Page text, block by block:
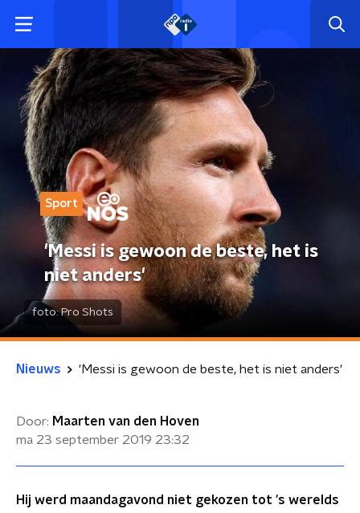
Sport
'Messi is gewoon de beste, het is
niet anders'
foto:Pro Shots
Nieuws 'Messi is gewoon de beste, het is niet anders'
Door: Maarten van den Hoven
ma 23 september 2019 23:32
Hij werd maandagavond niet gekozen tot 's werelds